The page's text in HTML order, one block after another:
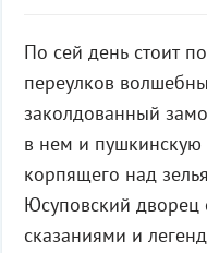
По сей день стоит
переулков
заколдованный
в нем и пушкинскую
корпящего над
Юсуповский
сказаниями и